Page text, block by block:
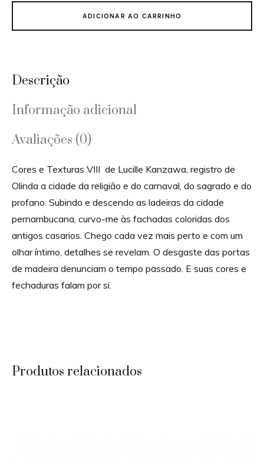
ADICIONAR AO CARRINHO
Descrição
Informação adicional
Avaliações (0)
Cores e Texturas VIII de Lucille Kanzawa, registro de
Olinda a cidade da religião e do carnaval, do sagrado e do
profano. Subindo e descendo as ladeiras da cidade
pernambucana, curvo-me às fachadas coloridas dos
antigos casarios. Chego cada vez mais perto e com um
olhar íntimo, detalhes se revelam. O desgaste das portas
de madeira denunciam o tempo passado. E suas cores e
fechaduras falam por si.
Produtos relacionados